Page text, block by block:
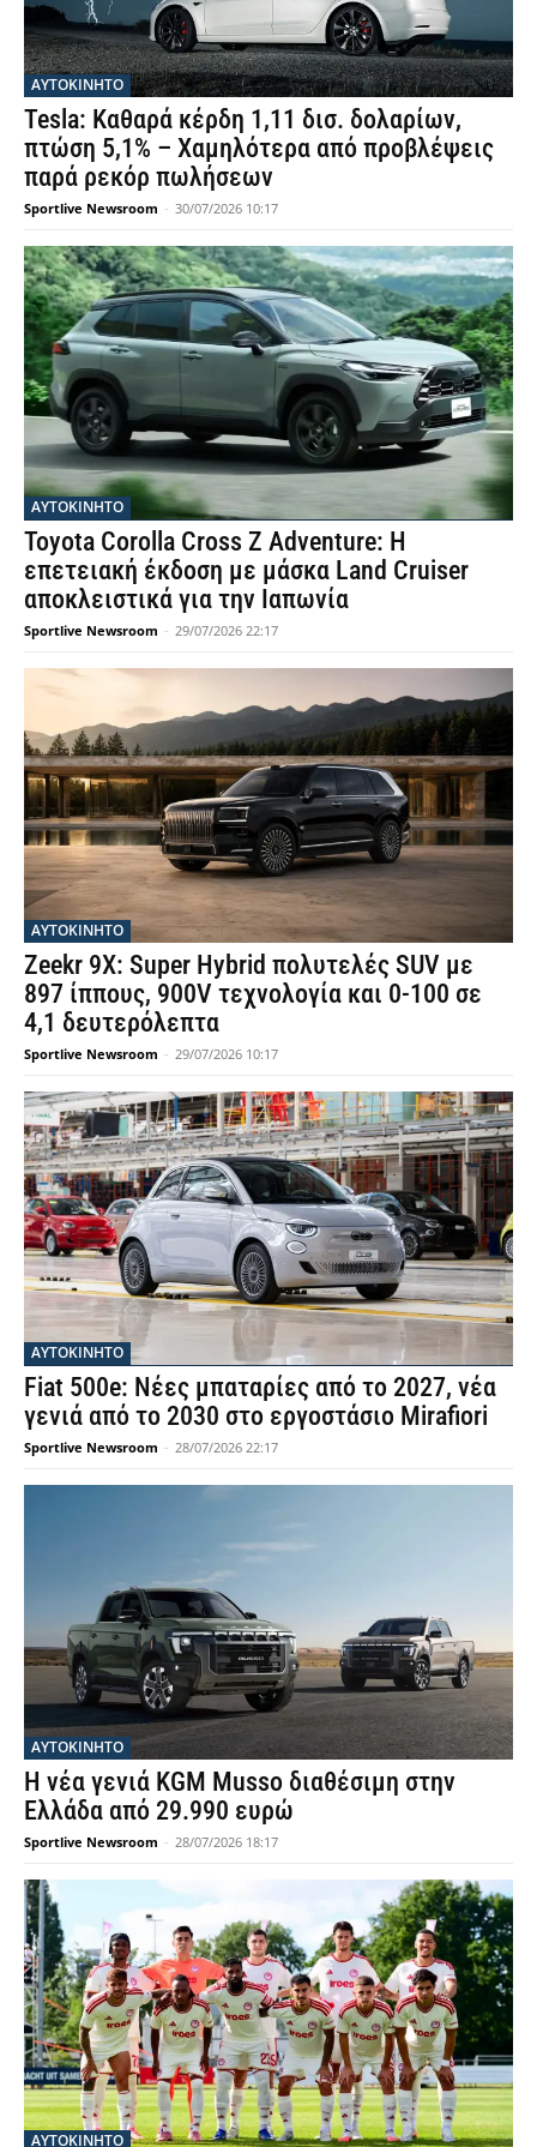
ΑΥΤΟΚΙΝΗΤΟ
Tesla: Καθαρά κέρδη 1,11 δισ. δολαρίων,
πτώση 5,1% – Χαμηλότερα από προβλέψεις
παρά ρεκόρ πωλήσεων
Sportlive Newsroom - 30/07/2026 10:17
ΑΥΤΟΚΙΝΗΤΟ
Toyota Corolla Cross Z Adventure: Η
επετειακή έκδοση με μάσκα Land Cruiser
αποκλειστικά για την Ιαπωνία
Sportlive Newsroom - 29/07/2026 22:17
ΑΥΤΟΚΙΝΗΤΟ
Zeekr 9X: Super Hybrid πολυτελές SUV με
897 ίππους, 900V τεχνολογία και 0-100 σε
4,1 δευτερόλεπτα
Sportlive Newsroom - 29/07/2026 10:17
ΑΥΤΟΚΙΝΗΤΟ
Fiat 500e: Νέες μπαταρίες από το 2027, νέα
γενιά από το 2030 στο εργοστάσιο Mirafiori
Sportlive Newsroom - 28/07/2026 22:17
ΑΥΤΟΚΙΝΗΤΟ
Η νέα γενιά KGM Musso διαθέσιμη στην
Ελλάδα από 29.990 ευρώ
Sportlive Newsroom - 28/07/2026 18:17
ΑΥΤΟΚΙΝΗΤΟ